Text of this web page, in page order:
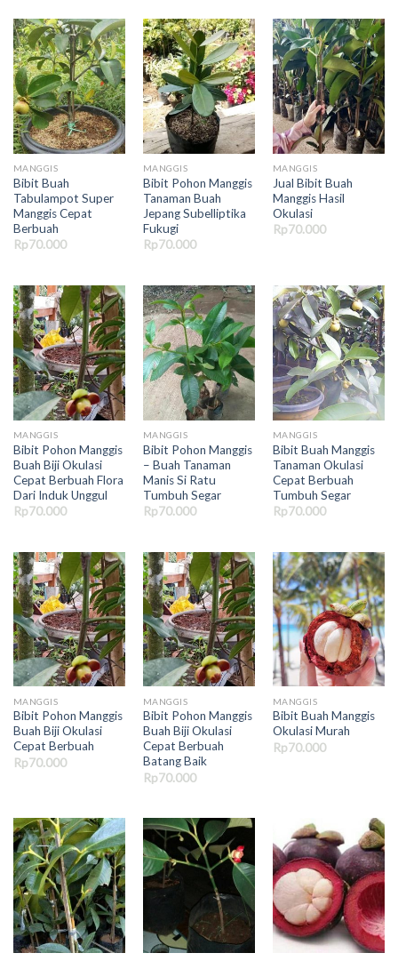
MANGGIS
Bibit Buah
Tabulampot Super
Manggis Cepat
Berbuah
Rp70.000
MANGGIS
Bibit Pohon Manggis
Tanaman Buah
Jepang Subelliptika
Fukugi
Rp70.000
MANGGIS
Jual Bibit Buah
Manggis Hasil
Okulasi
Rp70.000
MANGGIS
Bibit Pohon Manggis
Buah Biji Okulasi
Cepat Berbuah Flora
Dari Induk Unggul
Rp70.000
MANGGIS
Bibit Pohon Manggis
– Buah Tanaman
Manis Si Ratu
Tumbuh Segar
Rp70.000
MANGGIS
Bibit Buah Manggis
Tanaman Okulasi
Cepat Berbuah
Tumbuh Segar
Rp70.000
MANGGIS
Bibit Pohon Manggis
Buah Biji Okulasi
Cepat Berbuah
Rp70.000
MANGGIS
Bibit Pohon Manggis
Buah Biji Okulasi
Cepat Berbuah
Batang Baik
Rp70.000
MANGGIS
Bibit Buah Manggis
Okulasi Murah
Rp70.000